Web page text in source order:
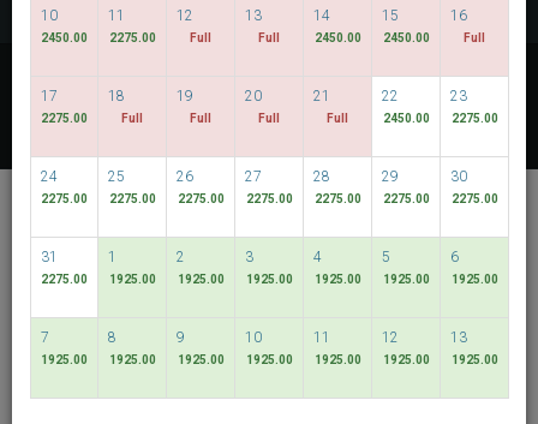
Entdecken Sie unsere besten Preise
FLEXIBLE DATEN
De Chai Colonial
Hotel & Spa
Muang Chiang Mai
10
2450.00
11
2275.00
12
Full
13
Full
14
2450.00
15
2450.00
16
Full
17
2275.00
18
Full
19
Full
20
Full
21
Full
22
2450.00
23
2275.00
24
2275.00
25
2275.00
26
2275.00
27
2275.00
28
2275.00
29
2275.00
30
2275.00
31
2275.00
1
1925.00
2
1925.00
3
1925.00
4
1925.00
5
1925.00
6
1925.00
7
1925.00
8
1925.00
9
1925.00
10
1925.00
11
1925.00
12
1925.00
13
1925.00